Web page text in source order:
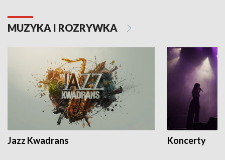
MUZYKA I ROZRYWKA
Jazz Kwadrans Koncerty